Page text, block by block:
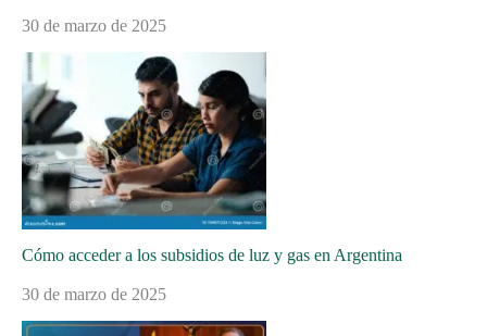
30 de marzo de 2025
Cómo acceder a los subsidios de luz y gas en Argentina
30 de marzo de 2025